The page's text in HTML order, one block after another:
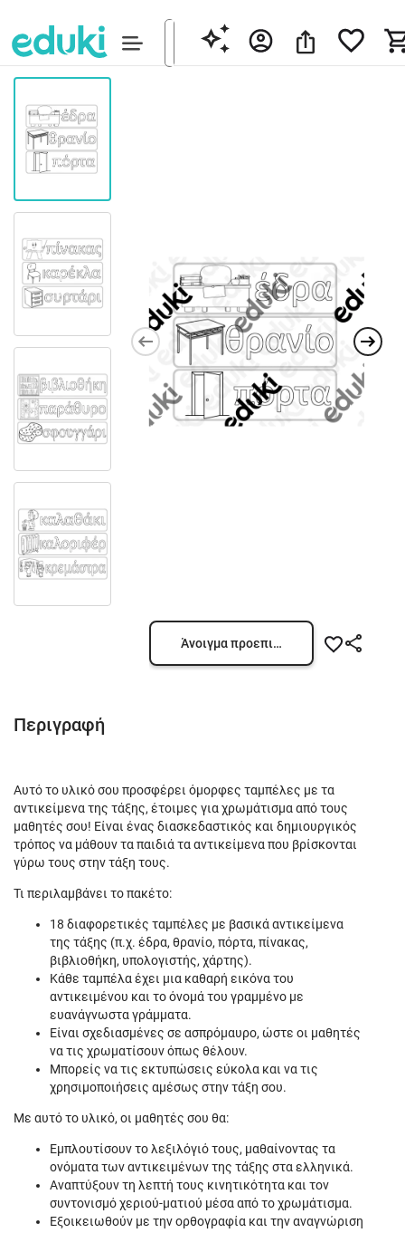
Άνοιγμα προεπισκόπησης
Περιγραφή
Αυτό το υλικό σου προσφέρει όμορφες ταμπέλες με τα
αντικείμενα της τάξης, έτοιμες για χρωμάτισμα από τους
μαθητές σου! Είναι ένας διασκεδαστικός και δημιουργικός
τρόπος να μάθουν τα παιδιά τα αντικείμενα που βρίσκονται
γύρω τους στην τάξη τους.
Τι περιλαμβάνει το πακέτο:
18 διαφορετικές ταμπέλες με βασικά αντικείμενα
της τάξης (π.χ. έδρα, θρανίο, πόρτα, πίνακας,
βιβλιοθήκη, υπολογιστής, χάρτης).
Κάθε ταμπέλα έχει μια καθαρή εικόνα του
αντικειμένου και το όνομά του γραμμένο με
ευανάγνωστα γράμματα.
Είναι σχεδιασμένες σε ασπρόμαυρο, ώστε οι μαθητές
να τις χρωματίσουν όπως θέλουν.
Μπορείς να τις εκτυπώσεις εύκολα και να τις
χρησιμοποιήσεις αμέσως στην τάξη σου.
Με αυτό το υλικό, οι μαθητές σου θα:
Εμπλουτίσουν το λεξιλόγιό τους, μαθαίνοντας τα
ονόματα των αντικειμένων της τάξης στα ελληνικά.
Αναπτύξουν τη λεπτή τους κινητικότητα και τον
συντονισμό χεριού-ματιού μέσα από το χρωμάτισμα.
Εξοικειωθούν με την ορθογραφία και την αναγνώριση